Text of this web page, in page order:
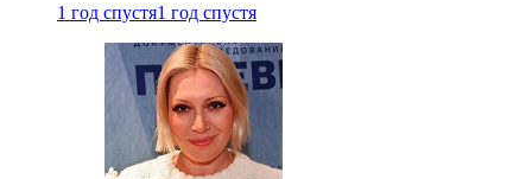
1 год спустя1 год спустя